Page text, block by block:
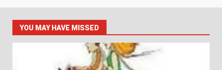
YOU MAY HAVE MISSED